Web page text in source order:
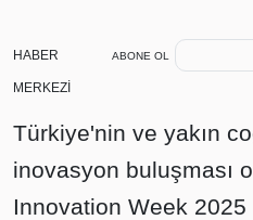
HABER
MERKEZİ
ABONE OL
Türkiye'nin ve yakın
inovasyon buluşması
Innovation Week